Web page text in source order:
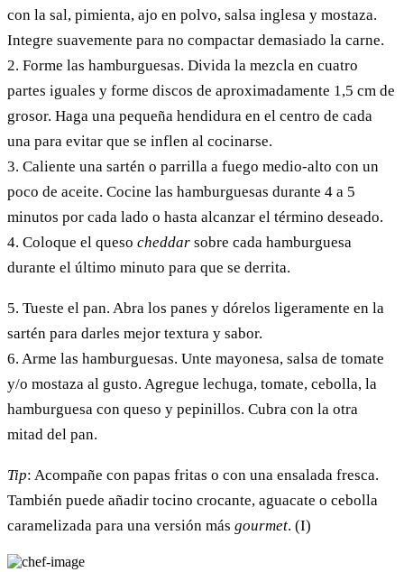
con la sal, pimienta, ajo en polvo, salsa inglesa y mostaza.
Integre suavemente para no compactar demasiado la carne.
2. Forme las hamburguesas. Divida la mezcla en cuatro
partes iguales y forme discos de aproximadamente 1,5 cm de
grosor. Haga una pequeña hendidura en el centro de cada
una para evitar que se inflen al cocinarse.
3. Caliente una sartén o parrilla a fuego medio-alto con un
poco de aceite. Cocine las hamburguesas durante 4 a 5
minutos por cada lado o hasta alcanzar el término deseado.
4. Coloque el queso cheddar sobre cada hamburguesa
durante el último minuto para que se derrita.
5. Tueste el pan. Abra los panes y dórelos ligeramente en la
sartén para darles mejor textura y sabor.
6. Arme las hamburguesas. Unte mayonesa, salsa de tomate
y/o mostaza al gusto. Agregue lechuga, tomate, cebolla, la
hamburguesa con queso y pepinillos. Cubra con la otra
mitad del pan.
Tip: Acompañe con papas fritas o con una ensalada fresca.
También puede añadir tocino crocante, aguacate o cebolla
caramelizada para una versión más gourmet. (I)